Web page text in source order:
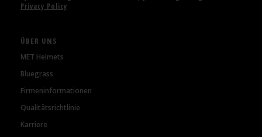
Privacy Policy
ÜBER UNS
MET Helmets
Bluegrass
Firmeninformationen
Qualitätsrichtlinie
Karriere